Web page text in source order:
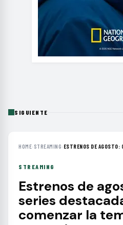
SIGUIENTE
HOME› STREAMING› ESTRENOS DE AGOSTO:
STREAMING
Estrenos de
series
comenzar la